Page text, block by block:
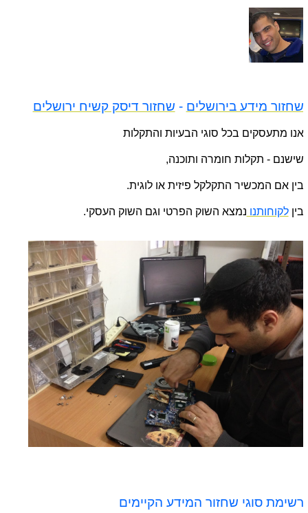
שחזור מידע בירושלים - שחזור דיסק קשיח ירושלים
אנו מתעסקים בכל סוגי הבעיות והתקלות
שישנם - תקלות חומרה ותוכנה,
בין אם המכשיר התקלקל פיזית או לוגית.
בין לקוחותנו נמצא השוק הפרטי וגם השוק העסקי.
רשימת סוגי שחזור המידע הקיימים